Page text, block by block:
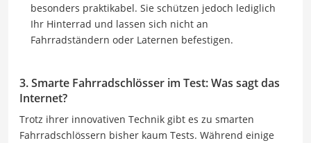
besonders praktikabel. Sie schützen jedoch lediglich
Ihr Hinterrad und lassen sich nicht an
Fahrradständern oder Laternen befestigen.
3. Smarte Fahrradschlösser im Test: Was sagt das
Internet?
Trotz ihrer innovativen Technik gibt es zu smarten
Fahrradschlössern bisher kaum Tests. Während einige